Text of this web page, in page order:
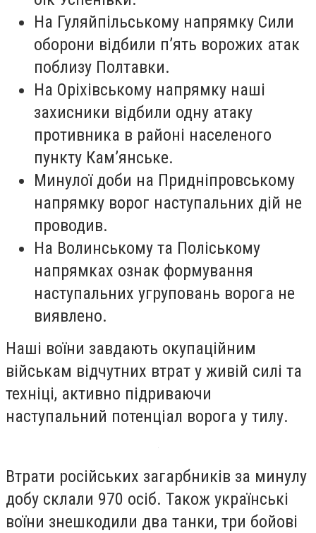
На Гуляйпільському напрямку Сили
оборони відбили п’ять ворожих атак
поблизу Полтавки.
На Оріхівському напрямку наші
захисники відбили одну атаку
противника в районі населеного
пункту Кам’янське.
Минулої доби на Придніпровському
напрямку ворог наступальних дій не
проводив.
На Волинському та Поліському
напрямках ознак формування
наступальних угруповань ворога не
виявлено.
Наші воїни завдають окупаційним
військам відчутних втрат у живій силі та
техніці, активно підриваючи
наступальний потенціал ворога у тилу.
Втрати російських загарбників за минулу
добу склали 970 осіб. Також українські
воїни знешкодили два танки, три бойові